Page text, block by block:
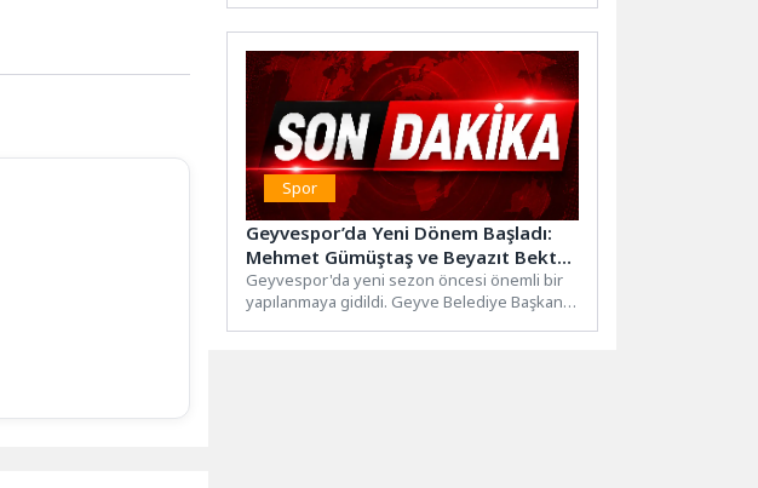
Spor
Geyvespor’da Yeni Dönem Başladı:
Mehmet Gümüştaş ve Beyazıt Bektaş
Göreve Getirildif
Geyvespor'da yeni sezon öncesi önemli bir
yapılanmaya gidildi. Geyve Belediye Başkanı